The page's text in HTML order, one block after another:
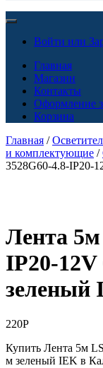
Войти или
Главная
Магазин
Контакты
Оформление
Корзина
Главная /
и комплектующие /
3528G60-4.8-IP20-
Лента 5м
IP20-
зеленый
220Р
Купить Лента 5м
м зеленый IEK в